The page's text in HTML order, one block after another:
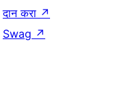
दान करा ↗
Swag ↗